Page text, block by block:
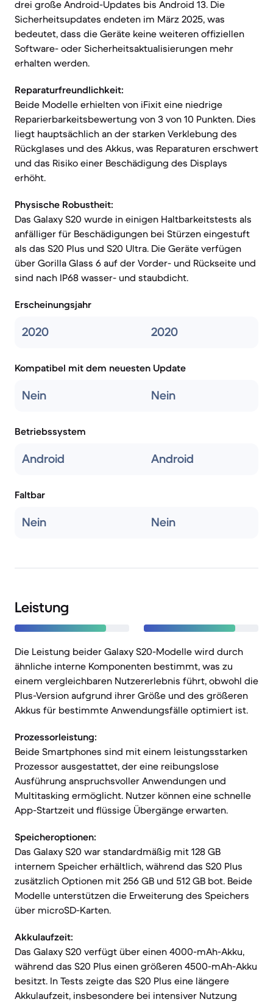
drei große Android-Updates bis Android 13. Die
Sicherheitsupdates endeten im März 2025, was
bedeutet, dass die Geräte keine weiteren offiziellen
Software- oder Sicherheitsaktualisierungen mehr
erhalten werden.
Reparaturfreundlichkeit:
Beide Modelle erhielten von iFixit eine niedrige
Reparierbarkeitsbewertung von 3 von 10 Punkten. Dies
liegt hauptsächlich an der starken Verklebung des
Rückglases und des Akkus, was Reparaturen erschwert
und das Risiko einer Beschädigung des Displays
erhöht.
Physische Robustheit:
Das Galaxy S20 wurde in einigen Haltbarkeitstests als
anfälliger für Beschädigungen bei Stürzen eingestuft
als das S20 Plus und S20 Ultra. Die Geräte verfügen
über Gorilla Glass 6 auf der Vorder- und Rückseite und
sind nach IP68 wasser- und staubdicht.
Erscheinungsjahr
2020 2020
Kompatibel mit dem neuesten Update
Nein Nein
Betriebssystem
Android Android
Faltbar
Nein Nein
Leistung
Die Leistung beider Galaxy S20-Modelle wird durch
ähnliche interne Komponenten bestimmt, was zu
einem vergleichbaren Nutzererlebnis führt, obwohl die
Plus-Version aufgrund ihrer Größe und des größeren
Akkus für bestimmte Anwendungsfälle optimiert ist.
Prozessorleistung:
Beide Smartphones sind mit einem leistungsstarken
Prozessor ausgestattet, der eine reibungslose
Ausführung anspruchsvoller Anwendungen und
Multitasking ermöglicht. Nutzer können eine schnelle
App-Startzeit und flüssige Übergänge erwarten.
Speicheroptionen:
Das Galaxy S20 war standardmäßig mit 128 GB
internem Speicher erhältlich, während das S20 Plus
zusätzlich Optionen mit 256 GB und 512 GB bot. Beide
Modelle unterstützen die Erweiterung des Speichers
über microSD-Karten.
Akkulaufzeit:
Das Galaxy S20 verfügt über einen 4000-mAh-Akku,
während das S20 Plus einen größeren 4500-mAh-Akku
besitzt. In Tests zeigte das S20 Plus eine längere
Akkulaufzeit, insbesondere bei intensiver Nutzung